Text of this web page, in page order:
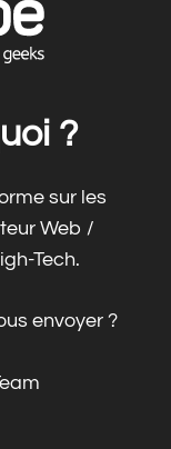
?
sur les
Web /
Tech.
envoyer ?